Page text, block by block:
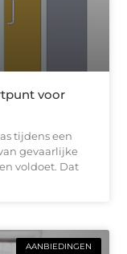
voor
tijdens een
gevaarlijke
voldoet. Dat
AANBIEDINGEN